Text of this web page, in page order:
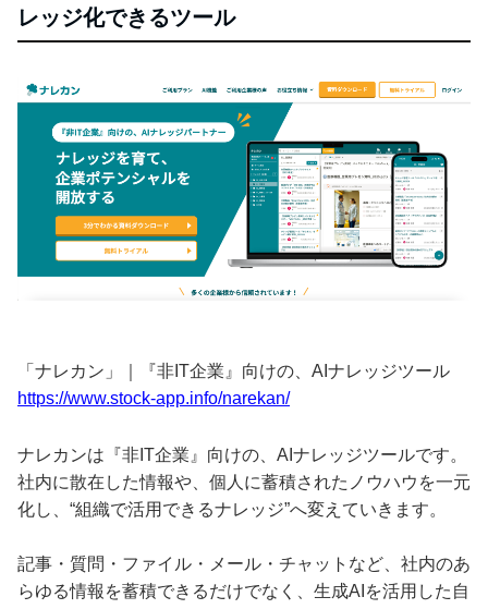
レッジ化できるツール
「ナレカン」｜『非IT企業』向けの、AIナレッジツール
https://www.stock-app.info/narekan/
ナレカンは『非IT企業』向けの、AIナレッジツールです。
社内に散在した情報や、個人に蓄積されたノウハウを一元
化し、“組織で活用できるナレッジ”へ変えていきます。
記事・質問・ファイル・メール・チャットなど、社内のあ
らゆる情報を蓄積できるだけでなく、生成AIを活用した自